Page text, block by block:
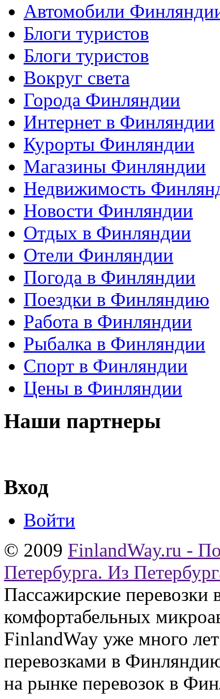
Автомобили
Блоги туристов
Блоги туристов
Вокруг света
Города Финляндии
Интернет в Финляндии
Курорты Финляндии
Магазины Финляндии
Недвижимость
Новости Финляндии
Отдых в Финляндии
Отели Финляндии
Погода в Финляндии
Поездки в Финляндию
Работа в Финляндии
Рыбалка в Финляндии
Спорт в Финляндии
Цены в Финляндии
Наши партнеры
Вход
Войти
© 2009 FinlandWay.ru -
Петербурга. Из
Пассажирские
комфортабельных
FinlandWay уже много
перевозками в
на рынке перевозок в